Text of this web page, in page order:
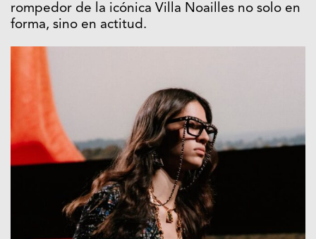
rompedor de la icónica Villa Noailles no solo en
forma, sino en actitud.